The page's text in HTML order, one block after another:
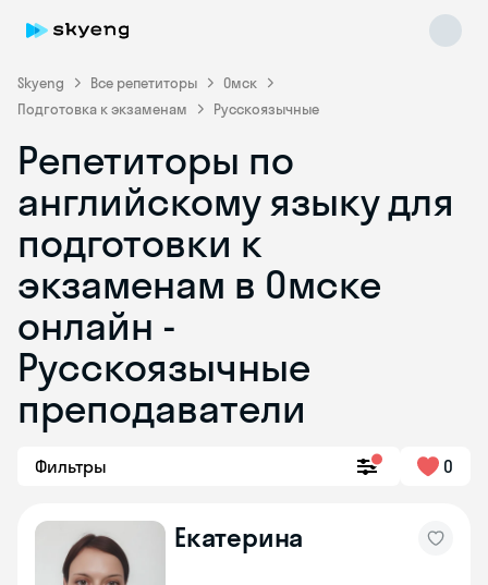
Skyeng Все репетиторы
Омск
Подготовка к экзаменам
Русскоязычные
Репетиторы по
английскому языку для
подготовки к
экзаменам в Омске
онлайн -
Русскоязычные
преподаватели
Фильтры 0
Екатерина
Skyeng Chat